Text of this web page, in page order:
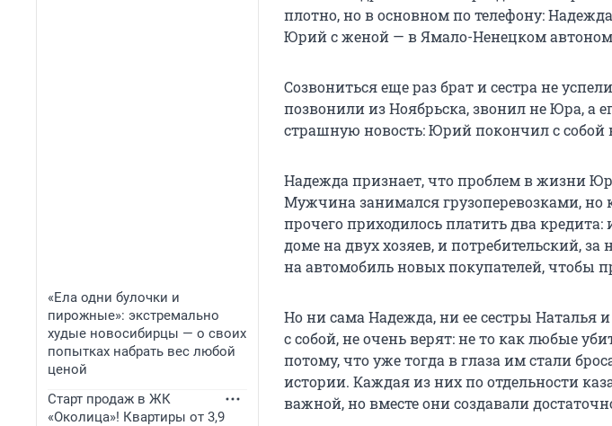
«Ела одни булочки и
пирожные»: экстремально
худые новосибирцы — о своих
попытках набрать вес любой
ценой
Старт продаж в ЖК
«Околица»! Квартиры от 3,9
плотно, но в основном по телефону:
Юрий с женой — в Ямало-Ненецком
Созвониться еще раз брат и сестра не
позвонили из Ноябрьска, звонил не Юра, а
страшную новость: Юрий покончил с собой
Надежда признает, что проблем в жизни
Мужчина занимался грузоперевозками,
прочего приходилось платить два
доме на двух хозяев, и потребительский,
на автомобиль новых покупателей, чтобы
Но ни сама Надежда, ни ее сестры Наталья
с собой, не очень верят: не то как любые
потому, что уже тогда в глаза им стали
истории. Каждая из них по отдельности
важной, но вместе они создавали